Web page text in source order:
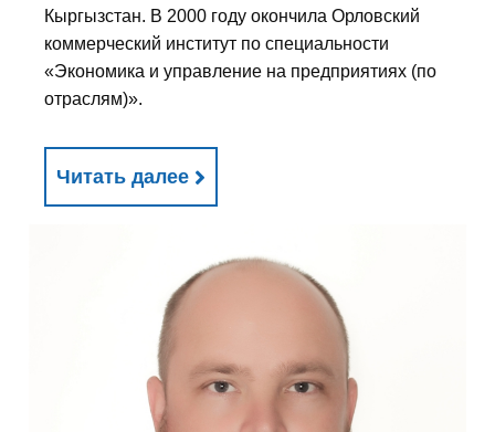
Кыргызстан. В 2000 году окончила Орловский
коммерческий институт по специальности
«Экономика и управление на предприятиях (по
отраслям)».
Читать далее